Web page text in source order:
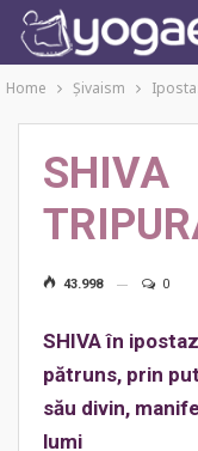
Home Şivaism
SHIVA
43.998 0
SHIVA în
pătruns, prin
său divin,
lumi